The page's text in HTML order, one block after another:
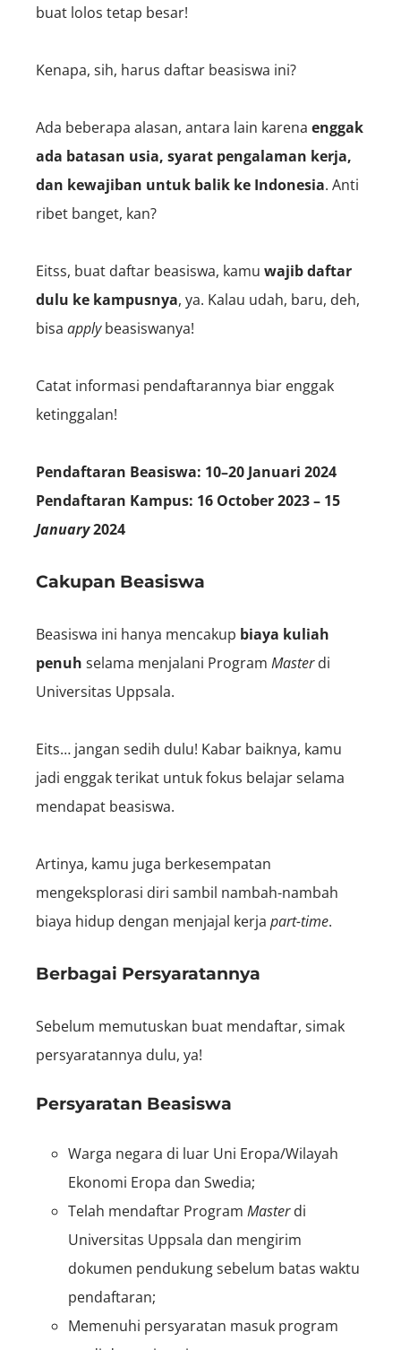
buat lolos tetap besar!
Kenapa, sih, harus daftar beasiswa ini?
Ada beberapa alasan, antara lain karena enggak
ada batasan usia, syarat pengalaman kerja,
dan kewajiban untuk balik ke Indonesia. Anti
ribet banget, kan?
Eitss, buat daftar beasiswa, kamu wajib daftar
dulu ke kampusnya, ya. Kalau udah, baru, deh,
bisa applybeasiswanya!
Catat informasi pendaftarannya biar enggak
ketinggalan!
Pendaftaran Beasiswa: 10–20 Januari 2024
Pendaftaran Kampus: 16 October 2023 – 15
January2024
Cakupan Beasiswa
Beasiswa ini hanya mencakup biaya kuliah
penuh selama menjalani Program Masterdi
Universitas Uppsala.
Eits… jangan sedih dulu! Kabar baiknya, kamu
jadi enggak terikat untuk fokus belajar selama
mendapat beasiswa.
Artinya, kamu juga berkesempatan
mengeksplorasi diri sambil nambah-nambah
biaya hidup dengan menjajal kerja part-time.
Berbagai Persyaratannya
Sebelum memutuskan buat mendaftar, simak
persyaratannya dulu, ya!
Persyaratan Beasiswa
Warga negara di luar Uni Eropa/Wilayah
Ekonomi Eropa dan Swedia;
Telah mendaftar Program Masterdi
Universitas Uppsala dan mengirim
dokumen pendukung sebelum batas waktu
pendaftaran;
Memenuhi persyaratan masuk program